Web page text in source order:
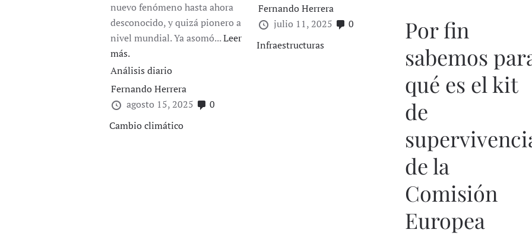
nuevo fenómeno hasta ahora
desconocido, y quizá pionero a
nivel mundial. Ya asomó...Leer
más.
Análisis diario
Fernando Herrera
agosto 15, 2025
0
Cambio climático
Fernando Herrera
julio 11, 2025
0
Infraestructuras
Por fin
sabemos
qué es el kit
de
de la
Comisión
Europea